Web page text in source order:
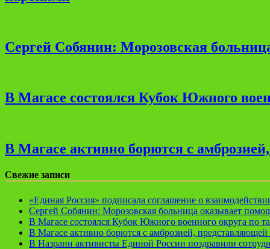
Сергей Собянин: Морозовская
В Магасе состоялся Кубок Южного
В Магасе активно борются с
Свежие записи
«Единая Россия» подписала соглашение о
Сергей Собянин: Морозовская больница оказывает
В Магасе состоялся Кубок Южного военного округа по
В Магасе активно борются с амброзией, представляющей
В Назрани активисты Единой России поздравили